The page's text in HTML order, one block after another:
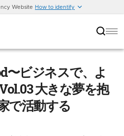
Website How to identify
〜ビジネスで、よ
大きな夢を抱
で活動する